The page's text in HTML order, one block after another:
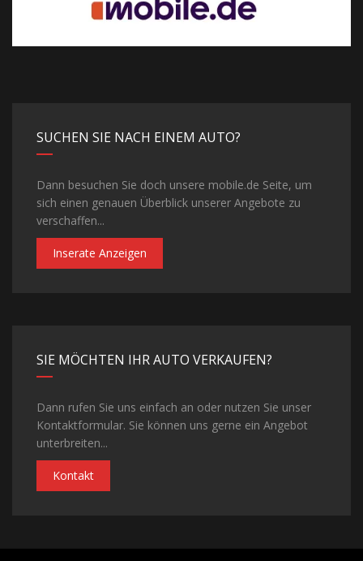
SUCHEN SIE NACH EINEM AUTO?
Dann besuchen Sie doch unsere mobile.de Seite, um
sich einen genauen Überblick unserer Angebote zu
verschaffen...
Inserate Anzeigen
SIE MÖCHTEN IHR AUTO VERKAUFEN?
Dann rufen Sie uns einfach an oder nutzen Sie unser
Kontaktformular. Sie können uns gerne ein Angebot
unterbreiten...
Kontakt